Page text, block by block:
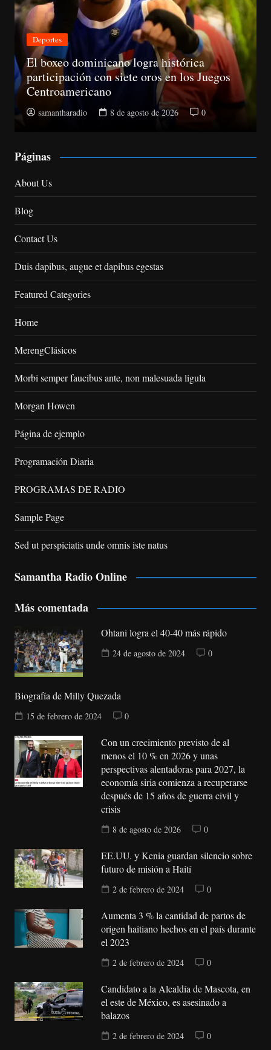
Deportes
El boxeo dominicano logra histórica
participación con siete oros en los Juegos
Centroamericano
samantharadio 8 de agosto de 2026 0
Páginas
About Us
Blog
Contact Us
Duis dapibus, augue et dapibus egestas
Featured Categories
Home
MerengClásicos
Morbi semper faucibus ante, non malesuada ligula
Morgan Howen
Página de ejemplo
Programación Diaria
PROGRAMAS DE RADIO
Sample Page
Sed ut perspiciatis unde omnis iste natus
Samantha Radio Online
Más comentada
Ohtani logra el 40-40 más rápido
24 de agosto de 2024 0
Biografía de Milly Quezada
15 de febrero de 2024 0
Con un crecimiento previsto de al
menos el 10 % en 2026 y unas
perspectivas alentadoras para 2027, la
economía siria comienza a recuperarse
después de 15 años de guerra civil y
crisis
8 de agosto de 2026 0
EE.UU. y Kenia guardan silencio sobre
futuro de misión a Haití
2 de febrero de 2024 0
Aumenta 3 % la cantidad de partos de
origen haitiano hechos en el país durante
el 2023
2 de febrero de 2024 0
Candidato a la Alcaldía de Mascota, en
el este de México, es asesinado a
balazos
2 de febrero de 2024 0